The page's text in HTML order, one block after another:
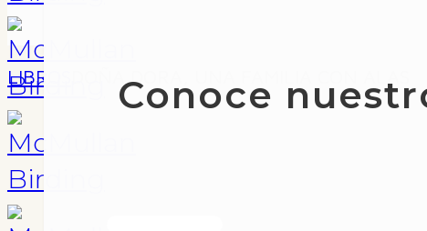
Conoce
LIBROS DOÑA DORA, UNA FAMILIA CON ALAS